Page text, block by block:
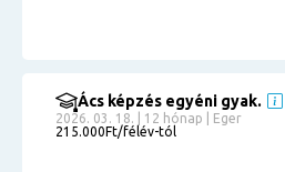
Ács képzés egyéni gyak.
2026. 03. 18. | 12 hónap | Eger
215.000Ft/félév-tól